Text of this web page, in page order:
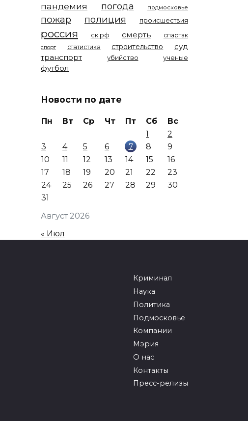
пандемия погода подмосковье
пожар полиция происшествия
россия ск рф смерть спартак
спорт статистика строительство
суд
транспорт
убийство ученые
футбол
Новости по дате
Август 2026
Пн Вт Ср Чт Пт Сб
Вс
1
2
3
4 5 6 7 8
9
10
11 12 13 14 15
16
17
18 19 20 21 22
23
24
25 26 27 28 29
30
31
« Июл
Криминал
Наука
Политика
Подмосковье
Компании
Мэрия
О нас
Контакты
Пресс-релизы